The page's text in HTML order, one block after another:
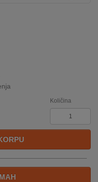
Količina